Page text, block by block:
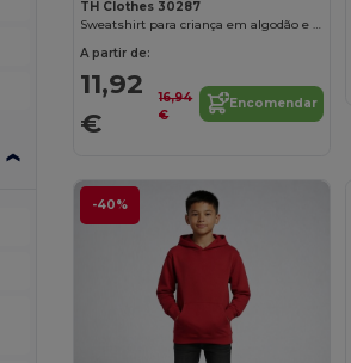
TH Clothes 30287
Sweatshirt para criança em algodão e poliéster reciclado
A partir de:
11,92
€
16,94
€
Encomendar
-40%